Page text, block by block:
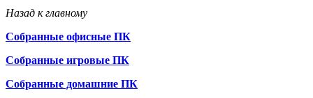
Назад к главному
Собранные офисные ПК
Собранные игровые ПК
Собранные домашние ПК